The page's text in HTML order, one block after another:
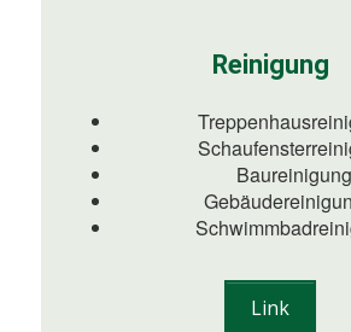
Reinigung
Baureinigung
Link